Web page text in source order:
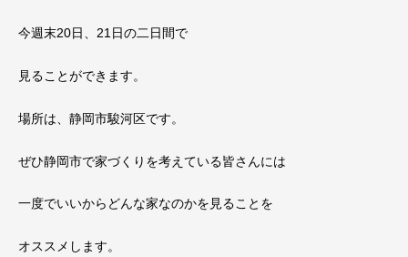
今週末20日、21日の二日間で
見ることができます。
場所は、静岡市駿河区です。
ぜひ静岡市で家づくりを考えている皆さんには
一度でいいからどんな家なのかを見ることを
オススメします。